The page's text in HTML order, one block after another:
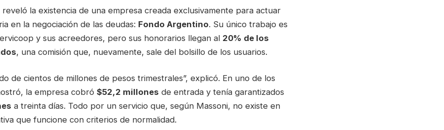
reveló la existencia de una empresa creada exclusivamente para actuar
en la negociación de las deudas: Fondo Argentino. Su único trabajo es
y sus acreedores, pero sus honorarios llegan al 20% de los
, una comisión que, nuevamente, sale del bolsillo de los usuarios.
de cientos de millones de pesos trimestrales”, explicó. En uno de los
la empresa cobró $52,2 millones de entrada y tenía garantizados
a treinta días. Todo por un servicio que, según Massoni, no existe en
que funcione con criterios de normalidad.